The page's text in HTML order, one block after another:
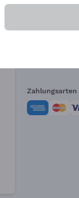
Die Firma
Zahlungsarten